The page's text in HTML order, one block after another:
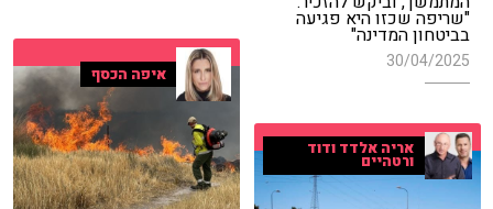
"שריפה שכזו היא פגיעה
בביטחון המדינה"
30/04/2025
איפה הכסף
אריה אלדד ודוד
ורטהיים